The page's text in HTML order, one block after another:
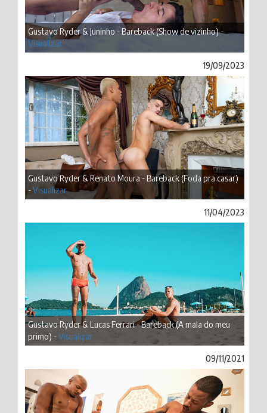
Gustavo Ryder & Juninho - Bareback (Show de vizinho) -
Visualizar
19/09/2023
Gustavo Ryder & Renato Moura - Bareback (Foda pra casar)
-Visualizar
11/04/2023
Gustavo Ryder & Lucas Ferrari - Bareback (A mala do meu
primo) -Visualizar
09/11/2021